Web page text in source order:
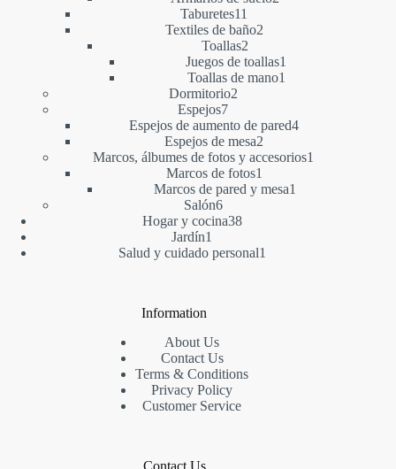
Taburetes11
productos
Textiles de baño22
Toallas2
productos
Juegos de toallas1
Toallas de mano1
Dormitorio22
Espejos77
productos
Espejos de aumento de pared44
Espejos de mesa2
productos
Marcos, álbumes de fotos y accesorios1
Marcos de fotos1
producto
Marcos de pared y mesa1
Salón66
productos
Hogar y cocina3838
Jardín1
producto
Salud y cuidado personal1
Information
About Us
Contact Us
Terms & Conditions
Privacy Policy
Customer Service